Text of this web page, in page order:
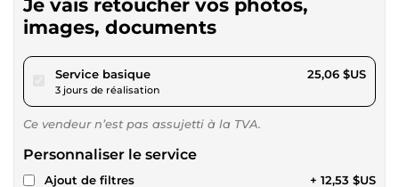
Je vais retoucher vos photos,
images, documents
Service basiquepour 23,09 $US
3 jours de réalisation
25,06 $US
Ce vendeur n’est pas assujetti à la TVA.
Personnaliser le service
Ajout de filtres + 12,53 $US